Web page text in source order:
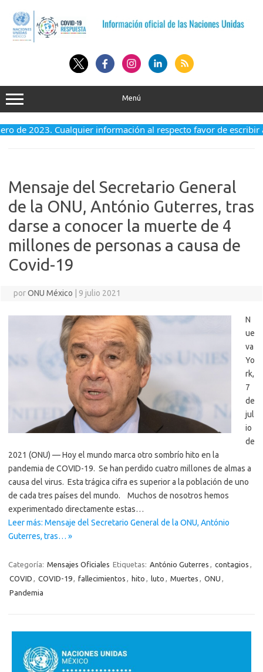
contenido
Menú
de 2023. Cualquier información al respecto favor de escribir
Mensaje del Secretario General
de la ONU, António Guterres, tras
darse a conocer la muerte de 4
millones de personas a causa de
Covid-19
porONU México 9 julio 2021
N
ue
va
Yo
rk,
7
de
jul
io
de
2021 (ONU) — Hoy el mundo marca otro sombrío hito en la
pandemia de COVID-19. Se han perdido cuatro millones de almas a
causa del virus. Esta trágica cifra es superior a la población de uno
de cada tres países del mundo. Muchos de nosotros hemos
experimentado directamente estas…
Leer más: Mensaje del Secretario General de la ONU, António
Guterres, tras… »
Categoría: Mensajes Oficiales Etiquetas: António Guterres , contagios ,
COVID , COVID-19, fallecimientos , hito , luto , Muertes , ONU ,
Pandemia